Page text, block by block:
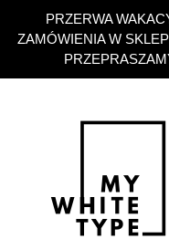
PRZERWA
ZAMÓWIENIA W
zawartości